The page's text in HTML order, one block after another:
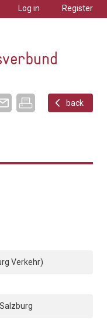
Log in
Register
back
Verkehr)